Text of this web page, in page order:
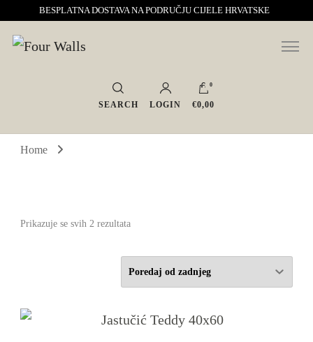
BESPLATNA DOSTAVA NA PODRUČJU CIJELE HRVATSKE
Four Walls
Sve za interijer po Vašoj mjeri. Salon namještaja, dekoracije i rasvjete.
Interijeri s karakterom
SEARCH LOGIN
0
€0,00
Home
Prikazuje se svih 2 rezultataPoredano
najnovijem